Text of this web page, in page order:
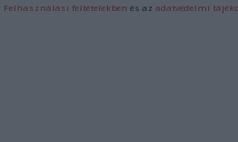
Felhasználási feltételekben és azadatvédelmi